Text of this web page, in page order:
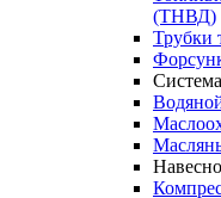
(ТНВД)
Трубки